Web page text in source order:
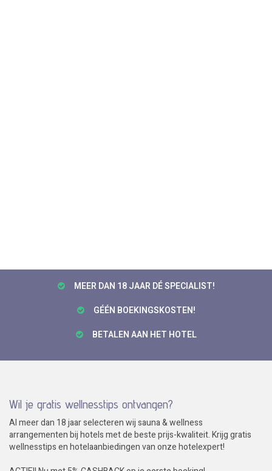
MEER DAN 18 JAAR DÉ SPECIALIST!
GÉÉN BOEKINGSKOSTEN!
BETALEN AAN HET HOTEL
Wil je gratis wellnesstips ontvangen?
Al meer dan 18 jaar selecteren wij sauna & wellness
arrangementen bij hotels met de beste prijs-kwaliteit. Krijg gratis
wellnesstips en hotelaanbiedingen van onze hotelexpert!